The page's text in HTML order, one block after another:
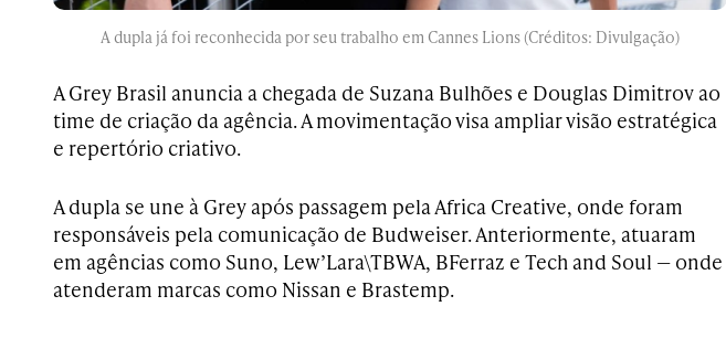
A dupla já foi reconhecida por seu trabalho em Cannes Lions (Créditos: Divulgação)
A Grey Brasil anuncia a chegada de Suzana Bulhões e Douglas Dimitrov ao
time de criação da agência. A movimentação visa ampliar visão estratégica
e repertório criativo.
A dupla se une à Grey após passagem pela Africa Creative, onde foram
responsáveis pela comunicação de Budweiser. Anteriormente, atuaram
em agências como Suno, Lew’Lara\TBWA, BFerraz e Tech and Soul — onde
atenderam marcas como Nissan e Brastemp.